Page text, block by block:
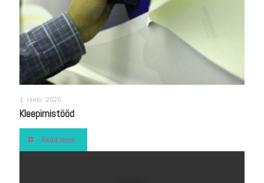
1. veebr. 2020
Kleepimistööd
Read more